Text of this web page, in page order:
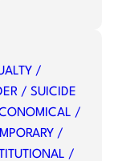
/
/ SUICIDE
/
/
/